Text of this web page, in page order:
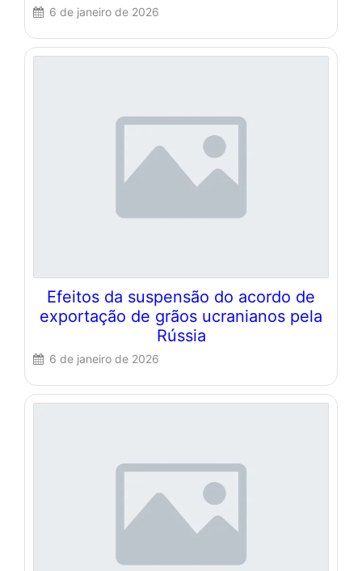
6 de janeiro de 2026
Efeitos da suspensão do acordo de
exportação de grãos ucranianos pela
Rússia
6 de janeiro de 2026